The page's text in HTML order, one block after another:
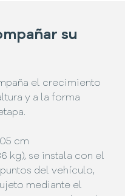
su
el crecimiento
y a la forma
cm
kg), se instala con el
del vehículo,
mediante el